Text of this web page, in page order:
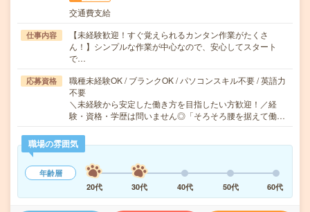
交通費支給
仕事内容
【未経験歓迎！すぐ覚えられるカンタン作業がたくさ
ん！】シンプルな作業が中心なので、安心してスタート
で…
応募資格
職種未経験OK / ブランクOK / パソコンスキル不要 / 英語力
不要
＼未経験から安定した働き方を目指したい方歓迎！／経
験・資格・学歴は問いません◎「そろそろ腰を据えて働…
職場の雰囲気
年齢層
20代
30代 40代 50代 60代